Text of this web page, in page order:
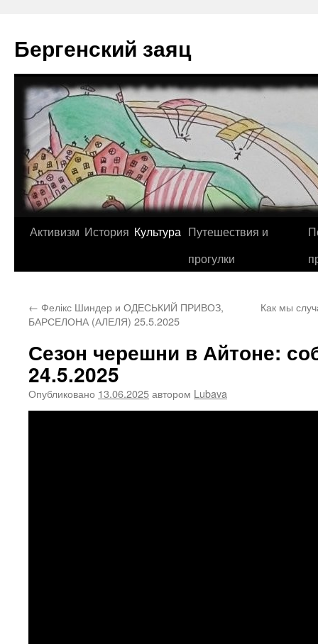
содержимому
Бергенский заяц
Активизм История Культура Путешествия и
прогулки
← ⁠Фелікс Шиндер и ОДЕСЬКИЙ ПРИВОЗ,
БАРСЕЛОНА (АЛЕЛЯ) 25.5.2025
Как мы
Сезон черешни в Айтоне:
24.5.2025
Опубликовано 13.06.2025автором Lubava